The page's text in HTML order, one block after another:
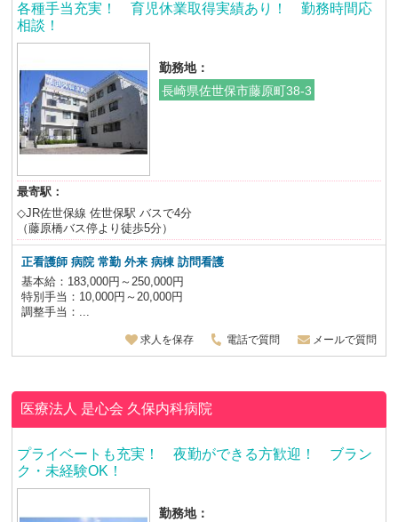
各種手当充実！ 育児休業取得実績あり！ 勤務時間応
相談！
勤務地：
長崎県佐世保市藤原町38-3
最寄駅：
◇JR佐世保線 佐世保駅 バスで4分
（藤原橋バス停より徒歩5分）
正看護師病院 常勤 外来 病棟 訪問看護
基本給：183,000円～250,000円
特別手当：10,000円～20,000円
調整手当：...
求人を保存 電話で質問 メールで質問
医療法人 是心会 久保内科病院
プライベートも充実！ 夜勤ができる方歓迎！ ブラン
ク・未経験OK！
勤務地：